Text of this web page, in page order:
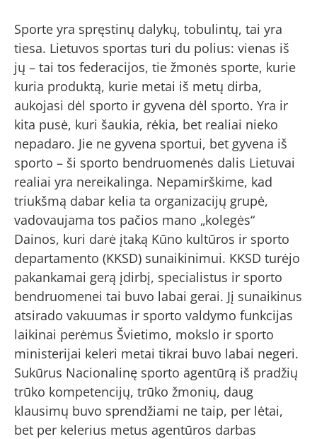
Sporte yra spręstinų dalykų, tobulintų, tai yra
tiesa. Lietuvos sportas turi du polius: vienas iš
jų – tai tos federacijos, tie žmonės sporte, kurie
kuria produktą, kurie metai iš metų dirba,
aukojasi dėl sporto ir gyvena dėl sporto. Yra ir
kita pusė, kuri šaukia, rėkia, bet realiai nieko
nepadaro. Jie ne gyvena sportui, bet gyvena iš
sporto – ši sporto bendruomenės dalis Lietuvai
realiai yra nereikalinga. Nepamirškime, kad
triukšmą dabar kelia ta organizacijų grupė,
vadovaujama tos pačios mano „kolegės“
Dainos, kuri darė įtaką Kūno kultūros ir sporto
departamento (KKSD) sunaikinimui. KKSD turėjo
pakankamai gerą įdirbį, specialistus ir sporto
bendruomenei tai buvo labai gerai. Jį sunaikinus
atsirado vakuumas ir sporto valdymo funkcijas
laikinai perėmus Švietimo, mokslo ir sporto
ministerijai keleri metai tikrai buvo labai negeri.
Sukūrus Nacionalinę sporto agentūrą iš pradžių
trūko kompetencijų, trūko žmonių, daug
klausimų buvo sprendžiami ne taip, per lėtai,
bet per kelerius metus agentūros darbas